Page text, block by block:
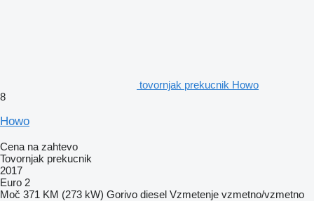
tovornjak prekucnik Howo
8
Howo
Cena na zahtevo
Tovornjak prekucnik
2017
Euro 2
Moč 371 KM (273 kW) Gorivo diesel Vzmetenje vzmetno/vzmetno